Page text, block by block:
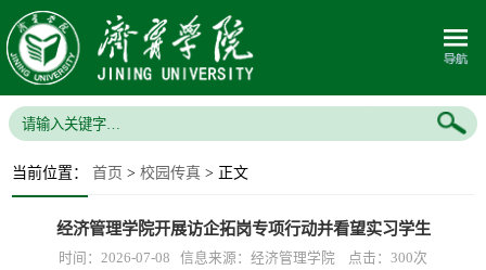
当前位置： 首页 >校园传真 > 正文
经济管理学院开展访企拓岗专项行动并看望实习学生
时间：2026-07-08 信息来源：经济管理学院 点击： 300次